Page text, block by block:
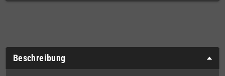
Beschreibung